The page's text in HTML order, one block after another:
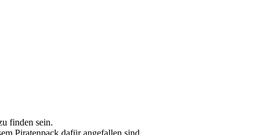
finden sein.